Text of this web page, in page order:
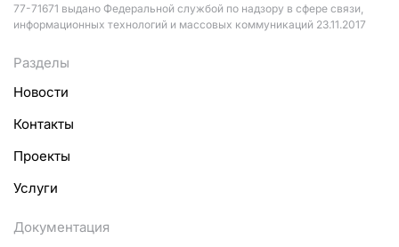
77-71671 выдано Федеральной службой по надзору в сфере связи,
информационных технологий и массовых коммуникаций 23.11.2017
Разделы
Новости
Контакты
Проекты
Услуги
Документация